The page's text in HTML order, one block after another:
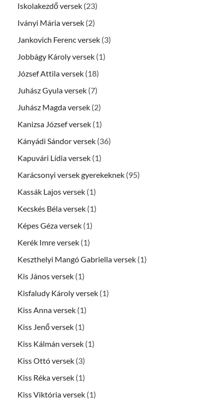
Iskolakezdő versek (23)
Iványi Mária versek (2)
Jankovich Ferenc versek (3)
Jobbágy Károly versek (1)
József Attila versek (18)
Juhász Gyula versek (7)
Juhász Magda versek (2)
Kanizsa József versek (1)
Kányádi Sándor versek (36)
Kapuvári Lídia versek (1)
Karácsonyi versek gyerekeknek (95)
Kassák Lajos versek (1)
Kecskés Béla versek (1)
Képes Géza versek (1)
Kerék Imre versek (1)
Keszthelyi Mangó Gabriella versek (1)
Kis János versek (1)
Kisfaludy Károly versek (1)
Kiss Anna versek (1)
Kiss Jenő versek (1)
Kiss Kálmán versek (1)
Kiss Ottó versek (3)
Kiss Réka versek (1)
Kiss Viktória versek (1)